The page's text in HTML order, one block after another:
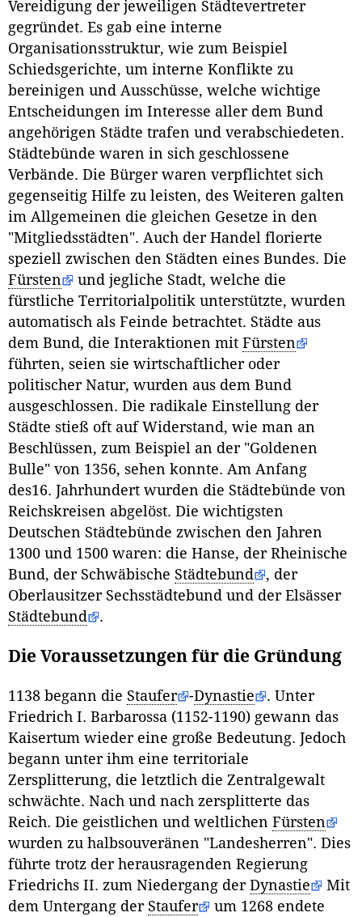
Vereidigung der jeweiligen Städtevertreter
gegründet. Es gab eine interne
Organisationsstruktur, wie zum Beispiel
Schiedsgerichte, um interne Konflikte zu
bereinigen und Ausschüsse, welche wichtige
Entscheidungen im Interesse aller dem Bund
angehörigen Städte trafen und verabschiedeten.
Städtebünde waren in sich geschlossene
Verbände. Die Bürger waren verpflichtet sich
gegenseitig Hilfe zu leisten, des Weiteren galten
im Allgemeinen die gleichen Gesetze in den
"Mitgliedsstädten". Auch der Handel florierte
speziell zwischen den Städten eines Bundes. Die
Fürsten
und jegliche Stadt, welche die
fürstliche Territorialpolitik unterstützte, wurden
automatisch als Feinde betrachtet. Städte aus
dem Bund, die Interaktionen mit Fürsten
führten, seien sie wirtschaftlicher oder
politischer Natur, wurden aus dem Bund
ausgeschlossen. Die radikale Einstellung der
Städte stieß oft auf Widerstand, wie man an
Beschlüssen, zum Beispiel an der "Goldenen
Bulle" von 1356, sehen konnte. Am Anfang
des16. Jahrhundert wurden die Städtebünde von
Reichskreisen abgelöst. Die wichtigsten
Deutschen Städtebünde zwischen den Jahren
1300 und 1500 waren: die Hanse, der Rheinische
Bund, der Schwäbische Städtebund
, der
Oberlausitzer Sechsstädtebund und der Elsässer
Städtebund
.
Die Voraussetzungen für die Gründung
1138 begann die Staufer -Dynastie
. Unter
Friedrich I. Barbarossa (1152-1190) gewann das
Kaisertum wieder eine große Bedeutung. Jedoch
begann unter ihm eine territoriale
Zersplitterung, die letztlich die Zentralgewalt
schwächte. Nach und nach zersplitterte das
Reich. Die geistlichen und weltlichen Fürsten
wurden zu halbsouveränen "Landesherren". Dies
führte trotz der herausragenden Regierung
Friedrichs II. zum Niedergang der Dynastie
Mit
dem Untergang der Staufer um 1268 endete